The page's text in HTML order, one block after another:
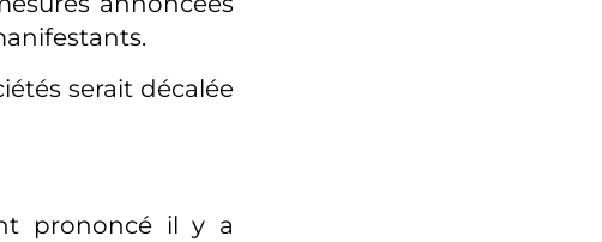
serait décalée
prononcé il y a